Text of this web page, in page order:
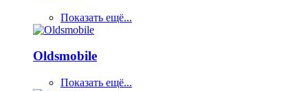
Показать ещё...
Oldsmobile
Показать ещё...